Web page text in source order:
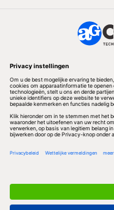
Volg ons
Redactionele partner
Algemene Voorwaarden &